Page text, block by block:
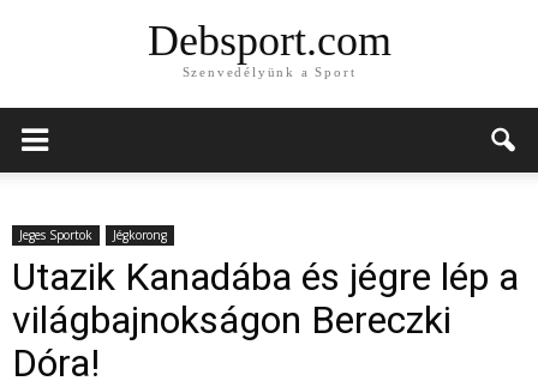
Debsport.com
Szenvedélyünk a Sport
Jeges Sportok Jégkorong
Utazik Kanadába és jégre lép a
világbajnokságon Bereczki
Dóra!